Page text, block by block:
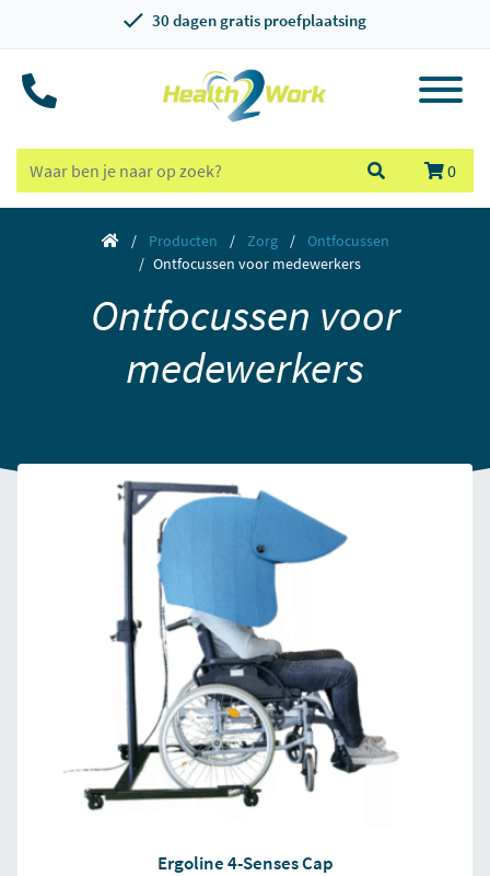
30 dagen gratis proefplaatsing
0
Producten Zorg
Ontfocussen
Ontfocussen voor medewerkers
Ontfocussen voor
medewerkers
Ergoline 4-Senses Cap